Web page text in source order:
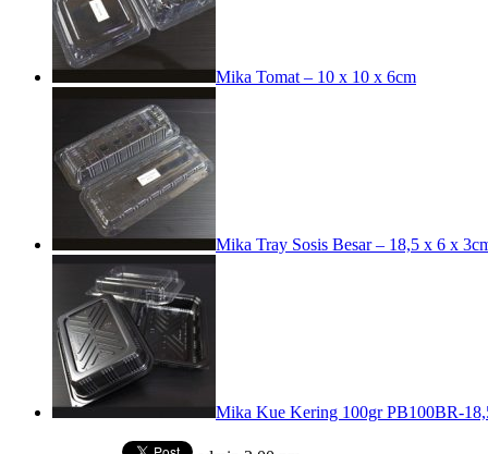
Mika Tomat – 10 x 10 x 6cm
Mika Tray Sosis Besar – 18,5 x 6 x
Mika Kue Kering 100gr PB100BR-